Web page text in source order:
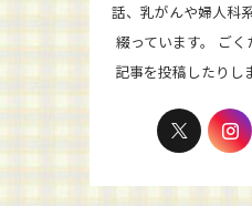
話、乳がんや婦人科
綴っています。 ご
記事を投稿したりし